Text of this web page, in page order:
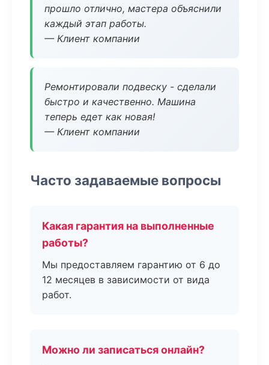
прошло отлично, мастера объяснили
каждый этап работы.
— Клиент компании
Ремонтировали подвеску - сделали
быстро и качественно. Машина
теперь едет как новая!
— Клиент компании
Часто задаваемые вопросы
Какая гарантия на выполненные
работы?
Мы предоставляем гарантию от 6 до
12 месяцев в зависимости от вида
работ.
Можно ли записаться онлайн?